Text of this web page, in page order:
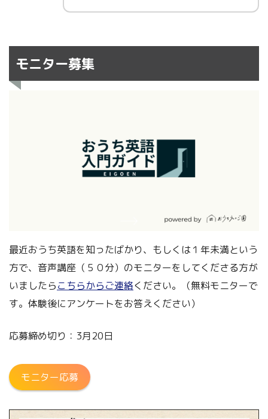
モニター募集
最近おうち英語を知ったばかり、もしくは１年未満という
方で、音声講座（５０分）のモニターをしてくださる方が
いましたらこちらからご連絡ください。（無料モニターで
す。体験後にアンケートをお答えください）
応募締め切り：3月20日
モニター応募